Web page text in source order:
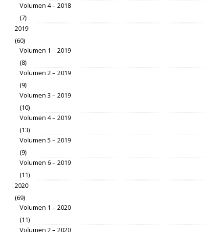
Volumen 4 – 2018
(7)
2019
(60)
Volumen 1 – 2019
(8)
Volumen 2 – 2019
(9)
Volumen 3 – 2019
(10)
Volumen 4 – 2019
(13)
Volumen 5 – 2019
(9)
Volumen 6 – 2019
(11)
2020
(69)
Volumen 1 – 2020
(11)
Volumen 2 – 2020